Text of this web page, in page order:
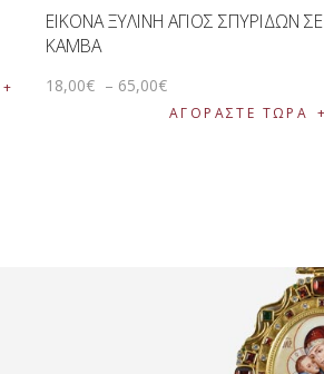
ΕΙΚΟΝΑ ΞΥΛΙΝΗ ΑΓΙΟΣ ΣΠΥΡΙΔΩΝ ΣΕ
ΚΑΜΒΑ
18,00€ – 65,00€
ΑΓΟΡΑΣΤΕ ΤΩΡΑ